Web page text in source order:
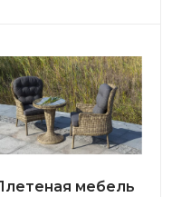
мебель